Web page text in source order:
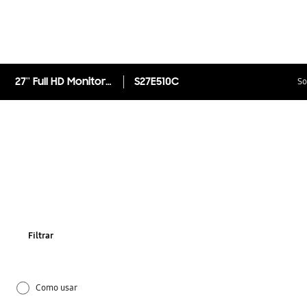
27'' Full HD Monitor Curvo E510 Série 5 S27E510C
Filtrar
Como usar